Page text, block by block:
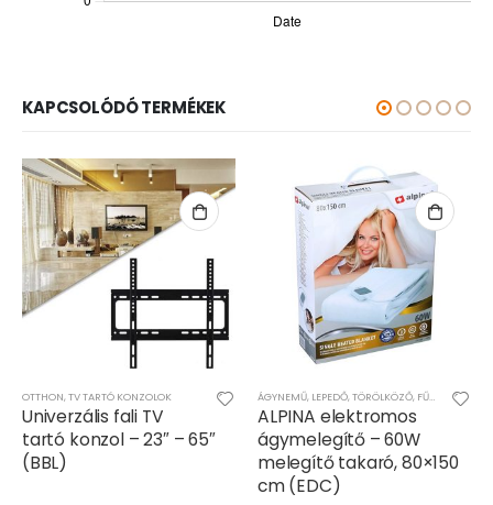
KAPCSOLÓDÓ TERMÉKEK
OTTHON,TV TARTÓ KONZOLOK
Univerzális fali TV
tartó konzol – 23″ – 65″
(BBL)
ÁGYNEMŰ, LEPEDŐ, TÖRÖLKÖZŐ, FŰTÉS, HŰTÉS
ALPINA elektromos
ágymelegítő – 60W
melegítő takaró, 80×150
cm (EDC)